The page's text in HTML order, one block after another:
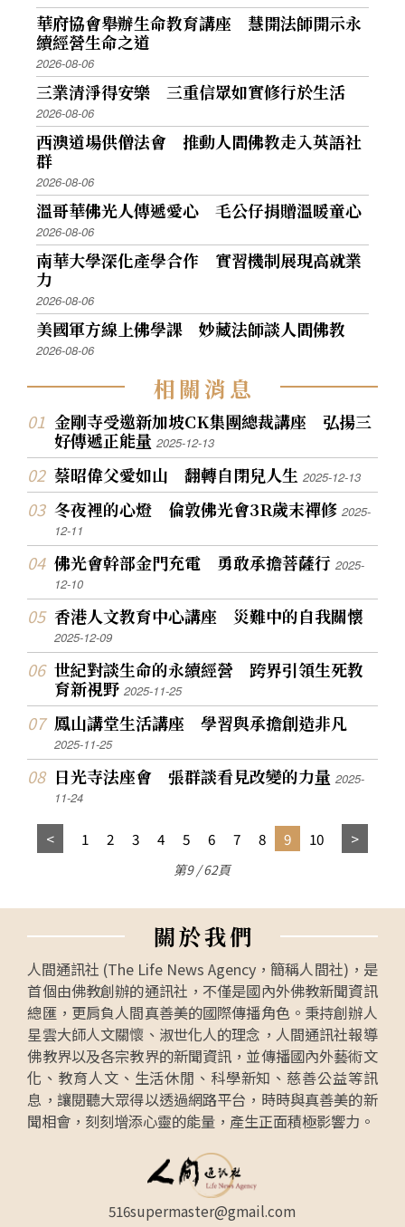
華府協會舉辦生命教育講座 慧開法師開示永
續經營生命之道
2026-08-06
三業清淨得安樂 三重信眾如實修行於生活
2026-08-06
西澳道場供僧法會 推動人間佛教走入英語社
群
2026-08-06
溫哥華佛光人傳遞愛心 毛公仔捐贈溫暖童心
2026-08-06
南華大學深化產學合作 實習機制展現高就業
力
2026-08-06
美國軍方線上佛學課 妙藏法師談人間佛教
2026-08-06
相關消息
金剛寺受邀新加坡CK集團總裁講座 弘揚三
好傳遞正能量2025-12-13
蔡昭偉父愛如山 翻轉自閉兒人生2025-12-13
冬夜裡的心燈 倫敦佛光會3R歲末禪修2025-
12-11
佛光會幹部金門充電 勇敢承擔菩薩行2025-
12-10
香港人文教育中心講座 災難中的自我關懷
2025-12-09
世紀對談生命的永續經營 跨界引領生死教
育新視野2025-11-25
鳳山講堂生活講座 學習與承擔創造非凡
2025-11-25
日光寺法座會 張群談看見改變的力量2025-
11-24
1 2 3 4 5 6 7 8 9 10
第9 / 62頁
關於我們
人間通訊社 (The Life News Agency，簡稱人間社)，是
首個由佛教創辦的通訊社，不僅是國內外佛教新聞資訊
總匯，更肩負人間真善美的國際傳播角色。秉持創辦人
星雲大師人文關懷、淑世化人的理念，人間通訊社報導
佛教界以及各宗教界的新聞資訊，並傳播國內外藝術文
化、教育人文、生活休閒、科學新知、慈善公益等訊
息，讓閱聽大眾得以透過網路平台，時時與真善美的新
聞相會，刻刻增添心靈的能量，產生正面積極影響力。
516supermaster@gmail.com